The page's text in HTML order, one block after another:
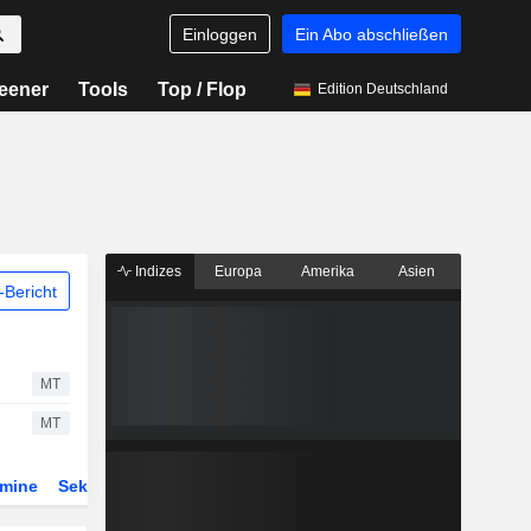
Einloggen Ein Abo abschließen
Tools Top / Flop Edition Deutschland
Bericht
MT
MT
Sektor
Indizes Europa Amerika Asien